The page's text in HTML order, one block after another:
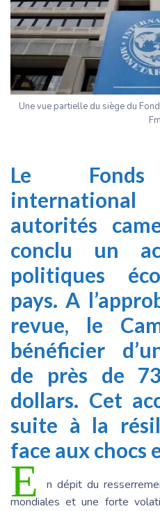
Une vue partielle du siège du
Le
international
autorités
conclu un
politiques
pays. A
revue, le
bénéficier
de près de
dollars. Cet
suite à la
face aux chocs
E
n dépit du
mondiales et une forte